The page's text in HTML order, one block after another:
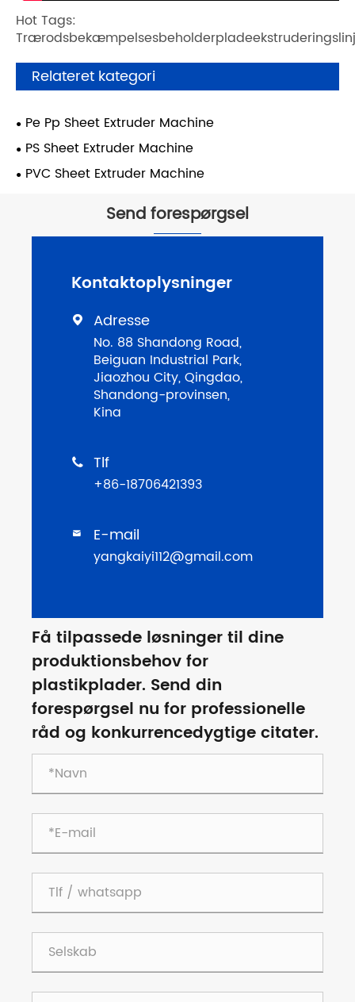
Hot Tags:
Relateret kategori
Pe Pp Sheet Extruder Machine
PS Sheet Extruder Machine
PVC Sheet Extruder Machine
Send forespørgsel
Kontaktoplysninger
 Adresse
No. 88 Shandong Road,
Beiguan Industrial Park,
Jiaozhou City, Qingdao,
Shandong-provinsen,
Kina
 Tlf
+86-18706421393
 E-mail
yangkaiyi112@gmail.com
Få tilpassede løsninger til dine
produktionsbehov for
plastikplader. Send din
forespørgsel nu for professionelle
råd og konkurrencedygtige citater.